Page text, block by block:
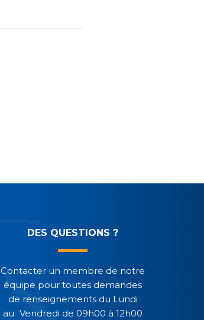
DES QUESTIONS ?
Contacter un membre de notre
équipe pour toutes demandes
de renseignements du Lundi
au Vendredi de 09h00 à 12h00